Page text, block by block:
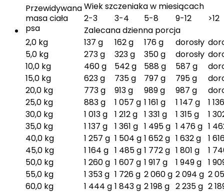
Przewidywana
masa ciała
psa
Wiek szczeniaka w miesiącach
2-3
3-4 5-8 9-12
>12
Zalecana dzienna porcja
2,0 kg
137 g 162 g 176 g dorosły
5,0 kg
273 g 323 g 350 g dorosły
10,0 kg
460 g 542 g 588 g 587 g
15,0 kg
623 g 735 g 797 g 795 g
20,0 kg
773 g 913 g 989 g 987 g
25,0 kg
883 g 1 057 g 1 161 g 1 147 g
1
30,0 kg
1 013 g 1 212 g 1 331 g 1 315 g
1
35,0 kg
1 137 g 1 361 g 1 495 g 1 476 g 1
40,0 kg
1 257 g 1 504 g 1 652 g 1 632 g
1
45,0 kg
1 164 g 1 485 g 1 772 g 1 801 g
1
50,0 kg
1 260 g 1 607 g 1 917 g 1 949 g 1
55,0 kg
1 353 g 1 726 g 2 060 g 2 094 g 2
60,0 kg
1 444 g 1 843 g 2 198 g 2 235 g 2